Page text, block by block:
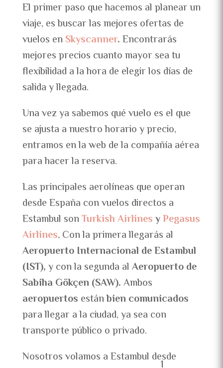
El primer paso que hacemos al planear un
viaje, es buscar las mejores ofertas de
vuelos en Skyscanner.Encontrarás
mejores precios cuanto mayor sea tu
flexibilidad a la hora de elegir los días de
salida y llegada.
Una vez ya sabemos qué vuelo es el que
se ajusta a nuestro horario y precio,
entramos en la web de la compañía aérea
para hacer la reserva.
Las principales aerolíneas que operan
desde España con vuelos directos a
Estambul sonTurkishAirlinesyPegasus
Airlines.Con la primera llegarás al
Aeropuerto Internacional de Estambul
(IST),y con la segunda al Aeropuerto de
Sabiha Gökçen (SAW).Ambos
aeropuertos estánbien comunicados
para llegar a la ciudad, ya sea con
transporte público o privado.
Nosotros volamos a Estambul desde